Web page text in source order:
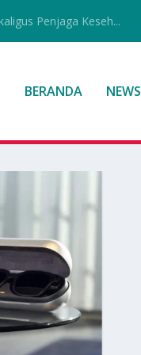
Penjaga Keseh...
BERANDA NEWS